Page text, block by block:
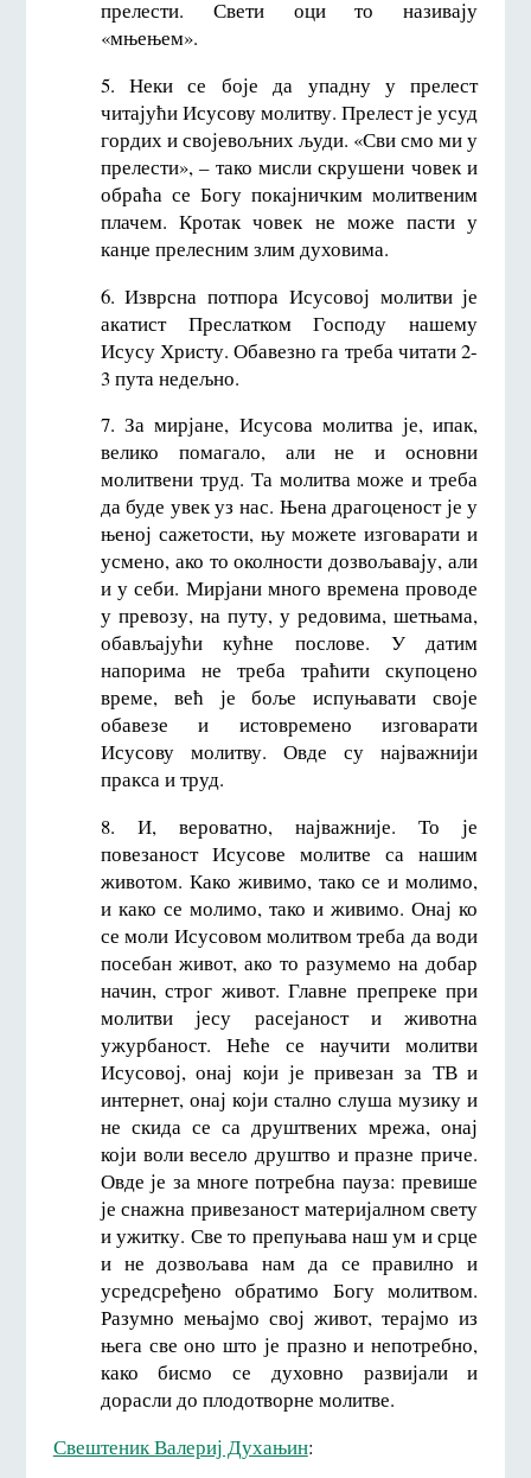
прелести. Свети оци то називају
«мњењем».
5. Неки се боје да упадну у прелест
читајући Исусову молитву. Прелест је усуд
гордих и својевољних људи. «Сви смо ми у
прелести», – тако мисли скрушени човек и
обраћа се Богу покајничким молитвеним
плачем. Кротак човек не може пасти у
канџе прелесним злим духовима.
6. Изврсна потпора Исусовој молитви је
акатист Преслатком Господу нашему
Исусу Христу. Обавезно га треба читати 2-
3 пута недељно.
7. За мирјане, Исусова молитва је, ипак,
велико помагало, али не и основни
молитвени труд. Та молитва може и треба
да буде увек уз нас. Њена драгоценост је у
њеној сажетости, њу можете изговарати и
усмено, ако то околности дозвољавају, али
и у себи. Мирјани много времена проводе
у превозу, на путу, у редовима, шетњама,
обављајући кућне послове. У датим
напорима не треба траћити скупоцено
време, већ је боље испуњавати своје
обавезе и истовремено изговарати
Исусову молитву. Овде су најважнији
пракса и труд.
8. И, вероватно, најважније. То је
повезаност Исусове молитве са нашим
животом. Како живимо, тако се и молимо,
и како се молимо, тако и живимо. Онај ко
се моли Исусовом молитвом треба да води
посебан живот, ако то разумемо на добар
начин, строг живот. Главне препреке при
молитви јесу расејаност и животна
ужурбаност. Неће се научити молитви
Исусовој, онај који је привезан за ТВ и
интернет, онај који стално слуша музику и
не скида се са друштвених мрежа, онај
који воли весело друштво и празне приче.
Овде је за многе потребна пауза: превише
је снажна привезаност материјалном свету
и ужитку. Све то препуњава наш ум и срце
и не дозвољава нам да се правилно и
усредсређено обратимо Богу молитвом.
Разумно мењајмо свој живот, терајмо из
њега све оно што је празно и непотребно,
како бисмо се духовно развијали и
дорасли до плодотворне молитве.
Свештеник Валериј Духањин: